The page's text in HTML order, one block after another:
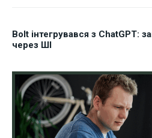
Bolt інтегрувався з ChatGPT:
через ШІ